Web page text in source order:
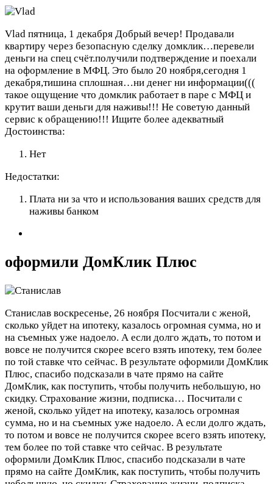
Vlad пятница, 1 декабря Добрый вечер! Продавали
квартиру через безопасную сделку домклик…перевели
деньги на спец счёт.получили подтверждение и поехали
на оформление в МФЦ. Это было 20 ноября,сегодня 1
декабря,тишина сплошная…ни денег ни информации(((
такое ощущение что домклик работает в паре с МФЦ и
крутит ваши деньги для наживы!!! Не советую данный
сервис к обращению!!! Ищите более адекватный
Достоинства:
Нет
Недостатки:
Плата ни за что и использования ваших средств для
наживы банком
оформили ДомКлик Плюс
Станислав воскресенье, 26 ноября Посчитали с женой,
сколько уйдет на ипотеку, казалось огромная сумма, но и
на съемных уже надоело. А если долго ждать, то потом и
вовсе не получится скорее всего взять ипотеку, тем более
по той ставке что сейчас. В результате оформили ДомКлик
Плюс, спасибо подсказали в чате прямо на сайте
ДомКлик, как поступить, чтобы получить небольшую, но
скидку. Страхование жизни, подписка… Посчитали с
женой, сколько уйдет на ипотеку, казалось огромная
сумма, но и на съемных уже надоело. А если долго ждать,
то потом и вовсе не получится скорее всего взять ипотеку,
тем более по той ставке что сейчас. В результате
оформили ДомКлик Плюс, спасибо подсказали в чате
прямо на сайте ДомКлик, как поступить, чтобы получить